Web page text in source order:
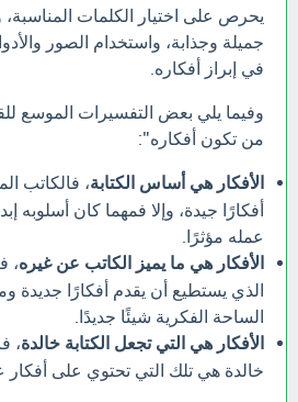
يحرص على اختيار الكلمات
جميلة وجذابة، واستخدام الصور
في إبراز أفكاره.
وفيما يلي بعض التفسيرات الموسع
من تكون أفكاره":
الأفكار هي أساس الكتابة، فالكاتب
أفكارًا جيدة، وإلا فمهما كان أسلوبه
عمله مؤثرًا.
الأفكار هي ما يميز الكاتب عن غيره،
الذي يستطيع أن يقدم أفكارًا جديدة
الساحة الفكرية شيئًا جديدًا.
الأفكار هي التي تجعل الكتابة خالدة،
خالدة هي تلك التي تحتوي على أفكار